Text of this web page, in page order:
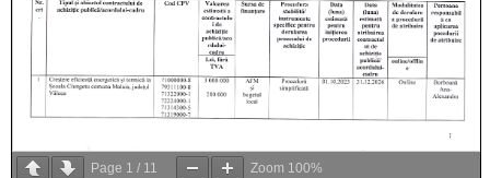
Page 1 / 11 Zoom 100%